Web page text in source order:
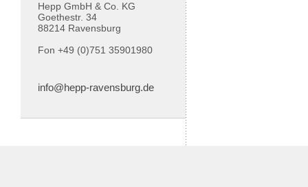
Hepp GmbH & Co. KG
Goethestr. 34
88214 Ravensburg
Fon +49 (0)751 35901980
info@hepp-ravensburg.de